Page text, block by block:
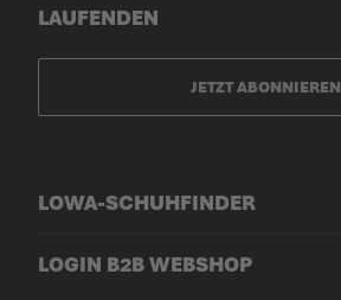
LOWA-SCHUHFINDER
LOGIN B2B WEBSHOP
LAUFENDEN
JETZT ABONNIEREN